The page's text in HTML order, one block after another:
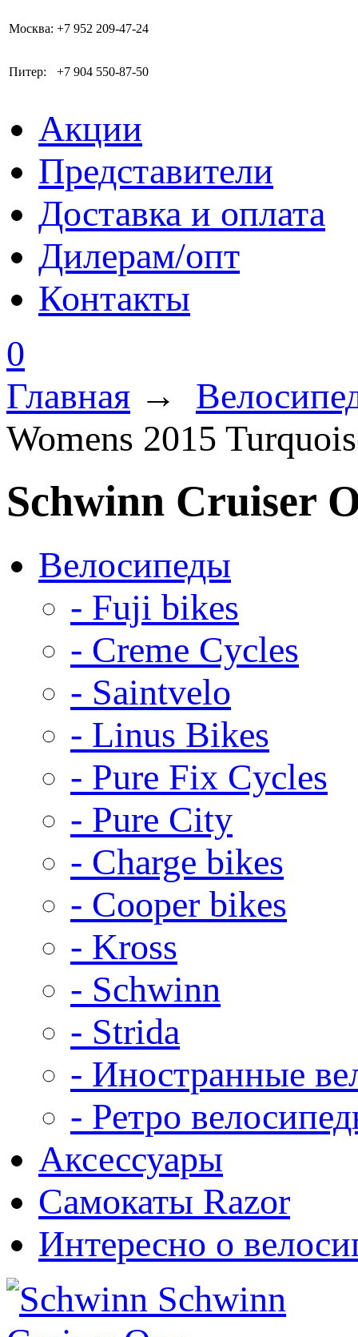
Москва: +7 952 209-47-24
Питер: +7 904 550-87-50
Акции
Представители
Доставка и оплата
Дилерам/опт
Контакты
0
Главная →
Womens 2015
Schwinn Cruiser
Велосипеды
- Fuji bikes
- Creme Cycles
- Saintvelo
- Linus Bikes
- Pure Fix Cycles
- Pure City
- Charge bikes
- Cooper bikes
- Kross
- Schwinn
- Strida
- Иностранные
- Ретро
Аксессуары
Самокаты Razor
Интересно о